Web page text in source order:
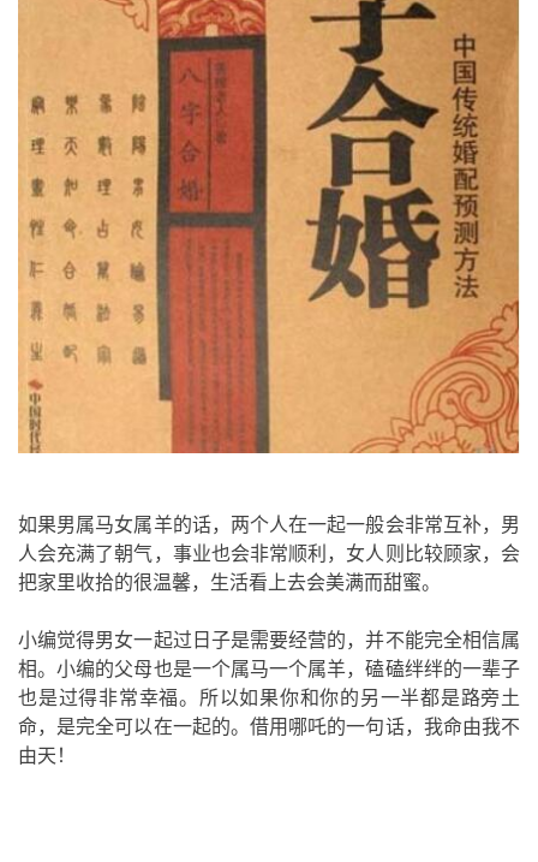
如果男属马女属羊的话，两个人在一起一般会非常互补，男
人会充满了朝气，事业也会非常顺利，女人则比较顾家，会
把家里收拾的很温馨，生活看上去会美满而甜蜜。
小编觉得男女一起过日子是需要经营的，并不能完全相信属
相。小编的父母也是一个属马一个属羊，磕磕绊绊的一辈子
也是过得非常幸福。所以如果你和你的另一半都是路旁土
命，是完全可以在一起的。借用哪吒的一句话，我命由我不
由天！